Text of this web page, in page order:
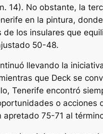
14). No obstante, la
en la pintura,
los insulares que
50-48.
llevando la
que Deck se
Tenerife encontró
o acciones
75-71 al